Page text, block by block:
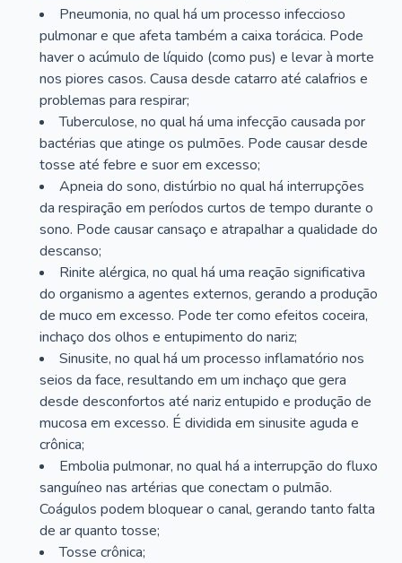
Pneumonia, no qual há um processo infeccioso
pulmonar e que afeta também a caixa torácica. Pode
haver o acúmulo de líquido (como pus) e levar à morte
nos piores casos. Causa desde catarro até calafrios e
problemas para respirar;
Tuberculose, no qual há uma infecção causada por
bactérias que atinge os pulmões. Pode causar desde
tosse até febre e suor em excesso;
Apneia do sono, distúrbio no qual há interrupções
da respiração em períodos curtos de tempo durante o
sono. Pode causar cansaço e atrapalhar a qualidade do
descanso;
Rinite alérgica, no qual há uma reação significativa
do organismo a agentes externos, gerando a produção
de muco em excesso. Pode ter como efeitos coceira,
inchaço dos olhos e entupimento do nariz;
Sinusite, no qual há um processo inflamatório nos
seios da face, resultando em um inchaço que gera
desde desconfortos até nariz entupido e produção de
mucosa em excesso. É dividida em sinusite aguda e
crônica;
Embolia pulmonar, no qual há a interrupção do fluxo
sanguíneo nas artérias que conectam o pulmão.
Coágulos podem bloquear o canal, gerando tanto falta
de ar quanto tosse;
Tosse crônica;